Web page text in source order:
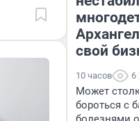
свой
10 часов 6
Может
бороться с